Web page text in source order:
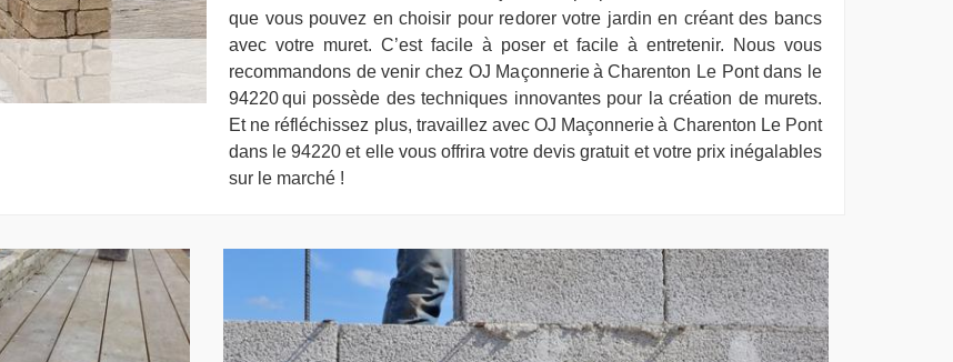
que vous pouvez en choisir pour redorer votre jardin en créant des bancs
avec votre muret. C’est facile à poser et facile à entretenir. Nous vous
recommandons de venir chez OJ Maçonnerie à Charenton Le Pont dans le
94220 qui possède des techniques innovantes pour la création de murets.
Et ne réfléchissez plus, travaillez avec OJ Maçonnerie à Charenton Le Pont
dans le 94220 et elle vous offrira votre devis gratuit et votre prix inégalables
sur le marché !